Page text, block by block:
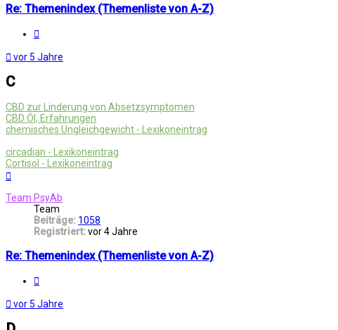
Re: Themenindex (Themenliste von A-Z)
vor 5 Jahre
C
CBD zur Linderung von Absetzsymptomen
CBD Öl, Erfahrungen
chemisches Ungleichgewicht - Lexikoneintrag
circadian - Lexikoneintrag
Cortisol - Lexikoneintrag
Team PsyAb
Team
Beiträge: 1058
Registriert: vor 4 Jahre
Re: Themenindex (Themenliste von A-Z)
vor 5 Jahre